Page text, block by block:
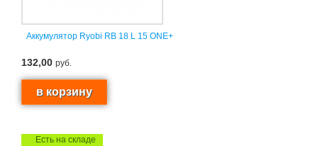
Аккумулятор Ryobi RB 18 L 15 ONE+
132,00 руб.
Есть на складе